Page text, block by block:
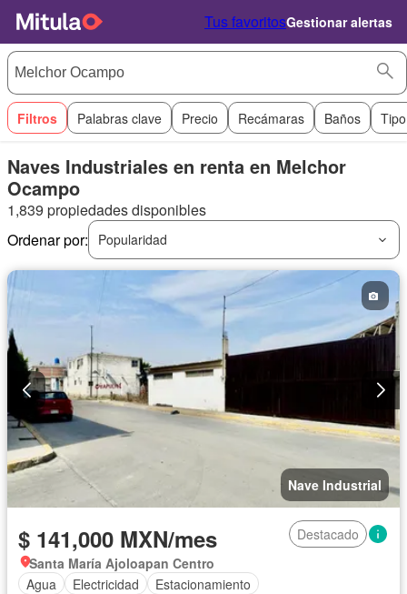
Tus favoritosGestionar alertas
Filtros Palabras clave Precio Recámaras Baños
Naves Industriales en renta en Melchor
Ocampo
1,839 propiedades disponibles
Ordenar por:
Popularidad
Nave Industrial
$ 141,000 MXN/mes
Destacado
Santa María Ajoloapan Centro
Agua
Electricidad Estacionamiento